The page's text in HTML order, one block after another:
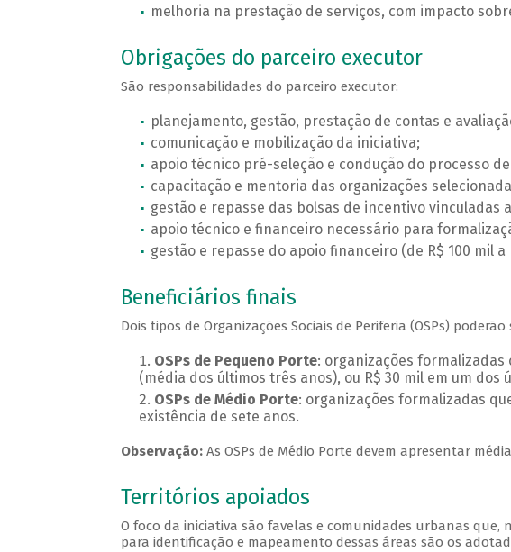
melhoria na prestação de serviços, com impacto
Obrigações do parceiro executor
São responsabilidades do parceiro executor:
planejamento, gestão, prestação de contas e
comunicação e mobilização da iniciativa;
apoio técnico pré-seleção e condução do processo de
capacitação e mentoria das organizações
gestão e repasse das bolsas de incentivo vinculadas
apoio técnico e financeiro necessário para
gestão e repasse do apoio financeiro (de R$ 100 mil a
Beneficiários finais
Dois tipos de Organizações Sociais de Periferia (OSPs)
OSPs de Pequeno Porte: organizações
(média dos últimos três anos), ou R$ 30 mil em um
OSPs de Médio Porte: organizações formalizadas
existência de sete anos.
Observação: As OSPs de Médio Porte devem apresentar
Territórios apoiados
O foco da iniciativa são favelas e comunidades urbanas
para identificação e mapeamento dessas áreas são os